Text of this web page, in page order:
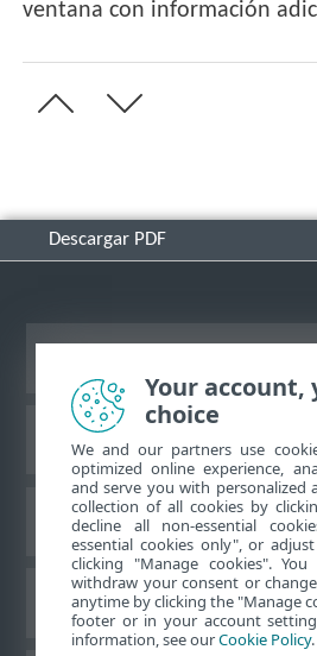
ventana con información
Descargar PDF
Base de
Foro de
Soporte
Your account,
choice
We and our partners use
optimized online experience,
and serve you with personalized
collection of all cookies by
decline all non-essential
essential cookies only", or
clicking "Manage cookies".
withdraw your consent or
anytime by clicking the "Manage
footer or in your account
information, see ourCookie Policy.